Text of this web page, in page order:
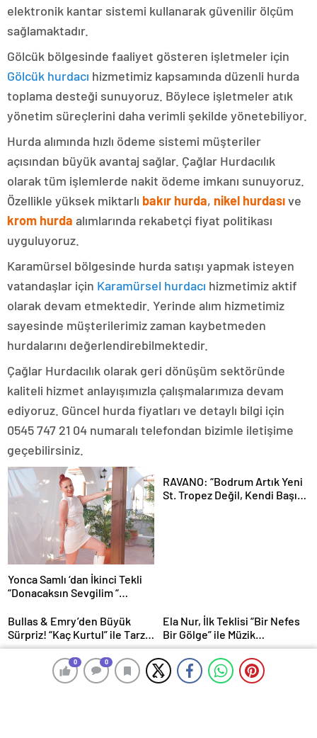
0 0
0 0
elektronik kantar sistemi kullanarak güvenilir ölçüm
sağlamaktadır.
Gölcük bölgesinde faaliyet gösteren işletmeler için
Gölcük hurdacı hizmetimiz kapsamında düzenli hurda
toplama desteği sunuyoruz. Böylece işletmeler atık
yönetim süreçlerini daha verimli şekilde yönetebiliyor.
Hurda alımında hızlı ödeme sistemi müşteriler
açısından büyük avantaj sağlar. Çağlar Hurdacılık
olarak tüm işlemlerde nakit ödeme imkanı sunuyoruz.
Özellikle yüksek miktarlı bakır hurda, nikel hurdasıve
krom hurda alımlarında rekabetçi fiyat politikası
uyguluyoruz.
Karamürsel bölgesinde hurda satışı yapmak isteyen
vatandaşlar için Karamürsel hurdacı hizmetimiz aktif
olarak devam etmektedir. Yerinde alım hizmetimiz
sayesinde müşterilerimiz zaman kaybetmeden
hurdalarını değerlendirebilmektedir.
Çağlar Hurdacılık olarak geri dönüşüm sektöründe
kaliteli hizmet anlayışımızla çalışmalarımıza devam
ediyoruz. Güncel hurda fiyatları ve detaylı bilgi için
0545 747 21 04 numaralı telefondan bizimle iletişime
geçebilirsiniz.
Yonca Samlı ‘dan İkinci Tekli
“Donacaksın Sevgilim “
RAVANO: “Bodrum Artık Yeni
St. Tropez Değil, Kendi Başına
Bullas & Emry’den Büyük
Sürpriz! “Kaç Kurtul” ile Tarz
Değiştirdiler
Ela Nur, İlk Teklisi “Bir Nefes
Bir Gölge” ile Müzik
Yolculuğuna Başladı
Şantiyeden Setlere ; İdil Elma
Melisa Özmen, doğum
gününde şıklığıyla göz